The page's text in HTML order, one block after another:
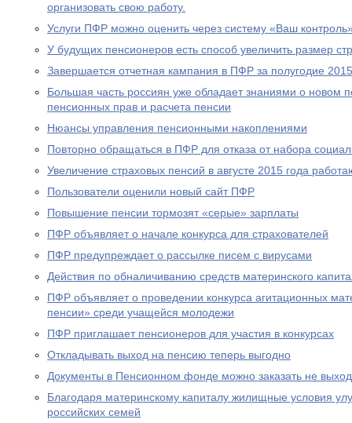
организовать свою работу.
Услуги ПФР можно оценить через систему «Ваш
У будущих пенсионеров есть способ увеличить размер
Завершается отчетная кампания в ПФР за полугодие
Большая часть россиян уже обладает знаниями о новом
пенсионных прав и расчета пенсии
Нюансы управления пенсионными накоплениями
Повторно обращаться в ПФР для отказа от набора
Увеличение страховых пенсий в августе 2015 года
Пользователи оценили новый сайт ПФР
Повышение пенсии тормозят «серые» зарплаты
ПФР объявляет о начале конкурса для страхователей
ПФР предупреждает о рассылке писем с вирусами
Действия по обналичиванию средств материнского
ПФР объявляет о проведении конкурса агитационных
пенсии» среди учащейся молодежи
ПФР приглашает пенсионеров для участия в конкурсах
Откладывать выход на пенсию теперь выгодно
Документы в Пенсионном фонде можно заказать не
Благодаря материнскому капиталу жилищные условия
российских семей